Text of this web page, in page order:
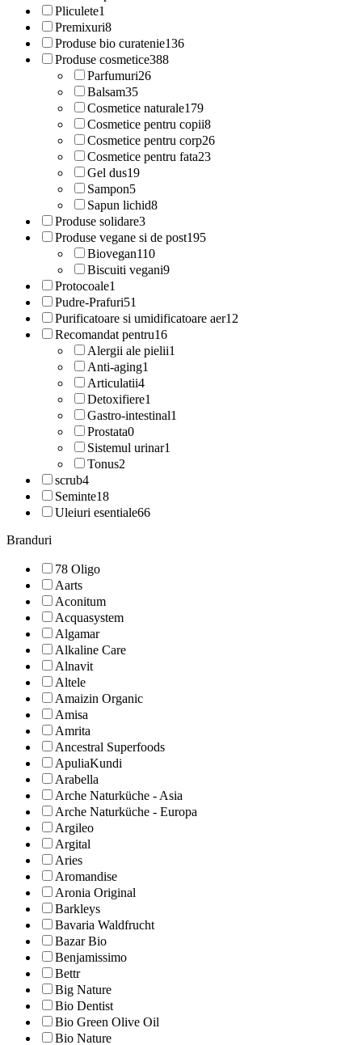
Pliculete1
Premixuri8
Produse bio curatenie136
Produse cosmetice388
Parfumuri26
Balsam35
Cosmetice naturale179
Cosmetice pentru copii8
Cosmetice pentru corp26
Cosmetice pentru fata23
Gel dus19
Sampon5
Sapun lichid8
Produse solidare3
Produse vegane si de post195
Biovegan110
Biscuiti vegani9
Protocoale1
Pudre-Prafuri51
Purificatoare si umidificatoare aer12
Recomandat pentru16
Alergii ale pielii1
Anti-aging1
Articulatii4
Detoxifiere1
Gastro-intestinal1
Prostata0
Sistemul urinar1
Tonus2
scrub4
Seminte18
Uleiuri esentiale66
Branduri
78 Oligo
Aarts
Aconitum
Acquasystem
Algamar
Alkaline Care
Alnavit
Altele
Amaizin Organic
Amisa
Amrita
Ancestral Superfoods
ApuliaKundi
Arabella
Arche Naturküche - Asia
Arche Naturküche - Europa
Argileo
Argital
Aries
Aromandise
Aronia Original
Barkleys
Bavaria Waldfrucht
Bazar Bio
Benjamissimo
Bettr
Big Nature
Bio Dentist
Bio Green Olive Oil
Bio Nature